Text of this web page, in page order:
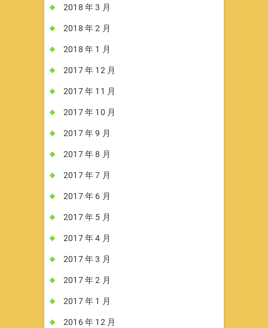
2018 年 3 月
2018 年 2 月
2018 年 1 月
2017 年 12 月
2017 年 11 月
2017 年 10 月
2017 年 9 月
2017 年 8 月
2017 年 7 月
2017 年 6 月
2017 年 5 月
2017 年 4 月
2017 年 3 月
2017 年 2 月
2017 年 1 月
2016 年 12 月